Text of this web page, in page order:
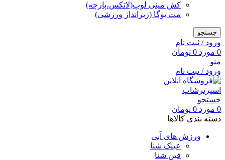
کش مینی لوپ(لاتکس،پارچه)
مت یوگا (زیرانداز ورزشی)
جستجو
ورود / ثبت نام
0 مورد 0 تومان
منو
ورود / ثبت نام
جستجو
0 مورد 0 تومان
دسته بندی کالاها
ورزش های آبی
عینک شنا
فین شنا